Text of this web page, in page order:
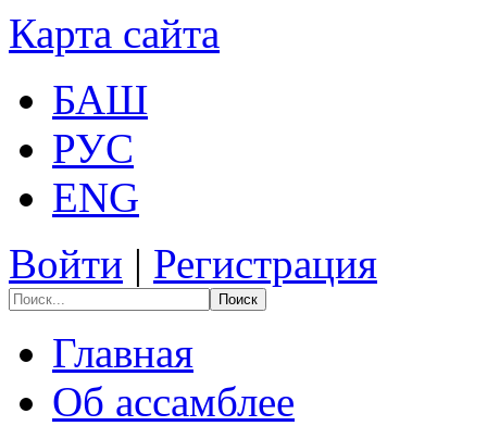
Карта сайта
БАШ
РУС
ENG
Войти | Регистрация
Поиск
Главная
Об ассамблее